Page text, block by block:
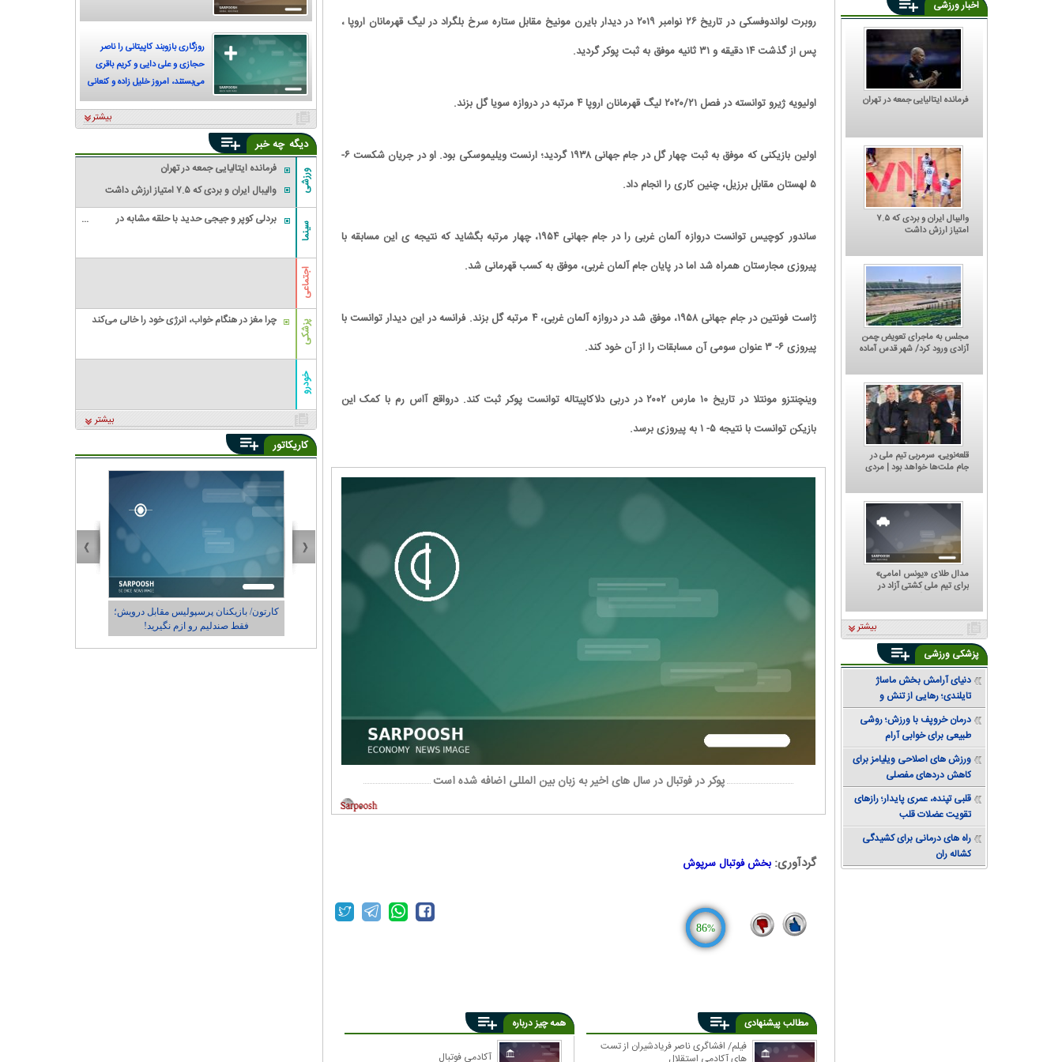
روبرت لواندوفسکی در تاریخ ۲۶ نوامبر ۲۰۱۹ در دیدار بایرن مونیخ مقابل ستاره سرخ بلگراد در لیگ قهرمانان اروپا ،
پس از گذشت ۱۴ دقیقه و ۳۱ ثانیه موفق به ثبت پوکر گردید.
اولیویه ژیرو توانسته در فصل ۲۰۲۰/۲۱ لیگ قهرمانان اروپا ۴ مرتبه در دروازه سویا گل بزند.
اولین بازیکنی که موفق به ثبت چهار گل در جام جهانی ۱۹۳۸ گردید؛ ارنست ویلیموسکی بود. او در جریان شکست ۶-
۵ لهستان مقابل برزیل، چنین کاری را انجام داد.
ساندور کوچیس توانست دروازه آلمان غربی را در جام جهانی ۱۹۵۴، چهار مرتبه بگشاید که نتیجه ی این مسابقه با
پیروزی مجارستان همراه شد اما در پایان جام آلمان غربی، موفق به کسب قهرمانی شد.
ژاست فونتین در جام جهانی ۱۹۵۸، موفق شد در دروازه آلمان غربی، ۴ مرتبه گل بزند. فرانسه در این دیدار توانست با
پیروزی ۶- ۳ عنوان سومی آن مسابقات را از آن خود کند.
وینچنتزو مونتلا در تاریخ ۱۰ مارس ۲۰۰۲ در دربی دلاکاپیتاله توانست پوکر ثبت کند. درواقع آاس رم با کمک این
بازیکن توانست با نتیجه ۵- ۱ به پیروزی برسد.
پوکر در فوتبال در سال های اخیر به زبان بین المللی اضافه شده است
گردآوری:بخش فوتبال سرپوش
86%
مطالب پیشنهادی
فیلم/ افشاگری ناصر فریادشیران از تست
های آکادمی استقلال
همه چیز درباره
آکادمی فوتبال
روزگاری بازوبند کاپیتانی را ناصر
حجازی و علی دایی و کریم باقری
می‌بستند، امروز خلیل زاده و کنعانی
زادگان
بیشتر
دیگه چه خبر
ورزشی
فرمانده ایتالیایی جمعه در تهران
والیبال ایران و بردی که ۷.۵ امتیاز ارزش داشت
سینما
بردلی کوپر و جیجی حدید با حلقه‌ مشابه در
اجتماعی
پزشکی چرا مغز در هنگام خواب، انرژی خود را خالی می‌کند
خودرو
بیشتر
کاریکاتور
کاریکاتور/ کتاب 'چگونه قهر کنیم؟' جدیدترین
اثر یحیی گل‌محمدی
کارتون/ بازیکنان پرسپولیس مقابل درویش؛
فقط صندلیم رو ازم نگیرید!
اخبار ورزشی
فرمانده ایتالیایی جمعه در تهران
والیبال ایران و بردی که ۷.۵
امتیاز ارزش داشت
مجلس به ماجرای تعویض چمن
آزادی ورود کرد/ شهر قدس آماده
پرسپولیس
قلعه‌نویی، سرمربی تیم ملی در
جام ملت‌ها خواهد بود | مردی
پشت مهدی تاج به کجا گرم
است؟
مدال طلای «یونس امامی»
برای تیم ملی کشتی آزاد در
بیشتر
پزشکی ورزشی
دنیای آرامش بخش ماساژ
تایلندی؛ رهایی از تنش و
دستیابی به تعادل
درمان خروپف با ورزش؛ روشی
طبیعی برای خوابی آرام
ورزش های اصلاحی ویلیامز برای
کاهش دردهای مفصلی
قلبی تپنده، عمری پایدار؛ رازهای
تقویت عضلات قلب
راه های درمانی برای کشیدگی
کشاله ران